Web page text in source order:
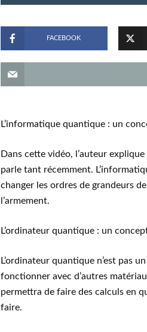
FACEBOOK
L’informatique quantique : un
Dans cette vidéo, l’auteur
parle tant récemment.
changer les ordres de grandeurs
l’armement.
L’ordinateur quantique : un
L’ordinateur quantique n’est pas
fonctionner avec d’autres
permettra de faire des calculs en
faire.